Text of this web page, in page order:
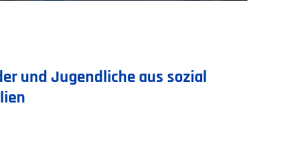
und Jugendliche aus sozial